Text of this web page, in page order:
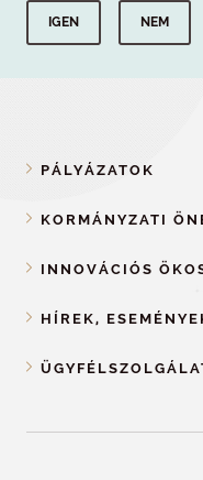
IGEN NEM
PÁLYÁZATOK
KORMÁNYZATI
INNOVÁCIÓS
HÍREK,